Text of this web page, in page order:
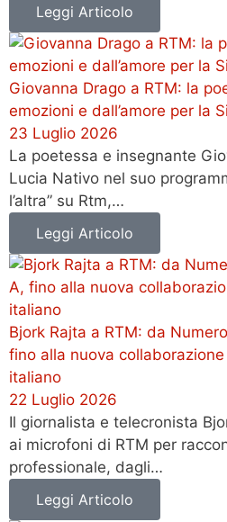
Leggi Articolo
Giovanna Drago a RTM: la
emozioni e dall’amore per la
23 Luglio 2026
La poetessa e insegnante
Lucia Nativo nel suo
l’altra” su Rtm,…
Leggi Articolo
Bjork Rajta a RTM: da
fino alla nuova
italiano
22 Luglio 2026
Il giornalista e telecronista
ai microfoni di RTM per
professionale, dagli…
Leggi Articolo